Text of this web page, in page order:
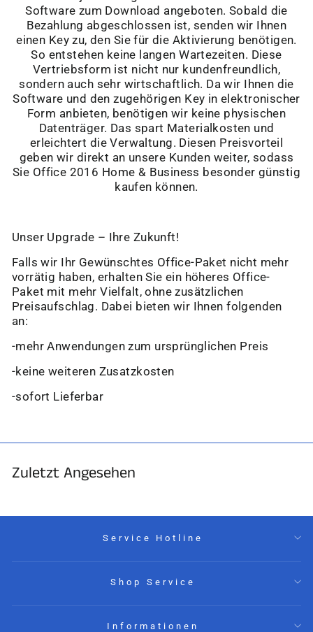
Software zum Download angeboten. Sobald die
Bezahlung abgeschlossen ist, senden wir Ihnen
einen Key zu, den Sie für die Aktivierung benötigen.
So entstehen keine langen Wartezeiten. Diese
Vertriebsform ist nicht nur kundenfreundlich,
sondern auch sehr wirtschaftlich. Da wir Ihnen die
Software und den zugehörigen Key in elektronischer
Form anbieten, benötigen wir keine physischen
Datenträger. Das spart Materialkosten und
erleichtert die Verwaltung. Diesen Preisvorteil
geben wir direkt an unsere Kunden weiter, sodass
Sie Office 2016 Home & Business besonder günstig
kaufen können.
Unser Upgrade – Ihre Zukunft!
Falls wir Ihr Gewünschtes Office-Paket nicht mehr
vorrätig haben, erhalten Sie ein höheres Office-
Paket mit mehr Vielfalt, ohne zusätzlichen
Preisaufschlag. Dabei bieten wir Ihnen folgenden
an:
-mehr Anwendungen zum ursprünglichen Preis
-keine weiteren Zusatzkosten
-sofort Lieferbar
Zuletzt Angesehen
Service Hotline
Shop Service
Informationen